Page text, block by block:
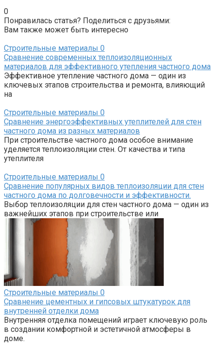
0
Понравилась статья? Поделиться с друзьями:
Вам также может быть интересно
Строительные материалы 0
Сравнение современных теплоизоляционных
материалов для эффективного утепления частного дома
Эффективное утепление частного дома — один из
ключевых этапов строительства и ремонта, влияющий
на
Строительные материалы 0
Сравнение энергоэффективных утеплителей для стен
частного дома из разных материалов
При строительстве частного дома особое внимание
уделяется теплоизоляции стен. От качества и типа
утеплителя
Строительные материалы 0
Сравнение популярных видов теплоизоляции для стен
частного дома по долговечности и эффективности.
Выбор теплоизоляции для стен частного дома — один из
важнейших этапов при строительстве или
Строительные материалы 0
Сравнение цементных и гипсовых штукатурок для
внутренней отделки дома
Внутренняя отделка помещений играет ключевую роль
в создании комфортной и эстетичной атмосферы в
доме.